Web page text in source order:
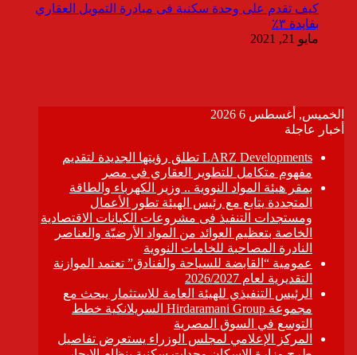
كيف تقدم على وحدة سكنية فى مبادرة التمويل العقاري
بفايدة ٣٪
مايو 21, 2021